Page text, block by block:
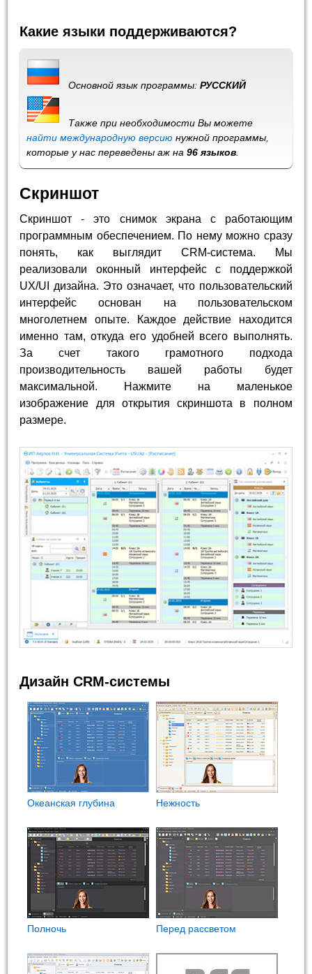
Какие языки поддерживаются?
Основной язык программы:РУССКИЙ
Также при необходимости Вы можете
найти международную версию нужной программы,
которые у нас переведены аж на96 языков
Скриншот
Скриншот - это снимок экрана с работающим
программным обеспечением. По нему можно сразу
понять, как выглядит CRM-система. Мы
реализовали оконный интерфейс с поддержкой
UX/UI дизайна. Это означает, что пользовательский
интерфейс основан на пользовательском
многолетнем опыте. Каждое действие находится
именно там, откуда его удобней всего выполнять.
За счет такого грамотного подхода
производительность вашей работы будет
максимальной. Нажмите на маленькое
изображение для открытия скриншота в полном
размере.
Дизайн CRM-системы
Океанская глубина Нежность
Полночь Перед рассветом